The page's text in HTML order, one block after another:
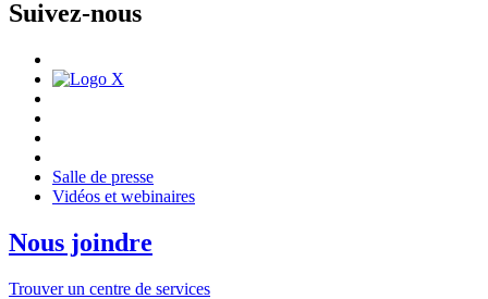
Suivez-nous
Salle de presse
Vidéos et webinaires
Nous joindre
Trouver un centre de services